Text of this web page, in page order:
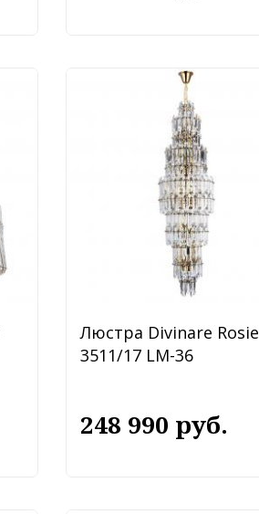
Люстра Divinare Rosie
3511/17 LM-36
248 990 руб.